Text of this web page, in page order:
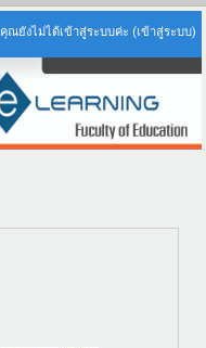
คุณยังไม่ได้เข้าสู่ระบบค่ะ (เข้าสู่ระบบ)